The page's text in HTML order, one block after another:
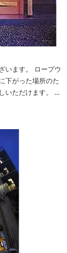
います。 ロープウ
下がった場所のた
いただけます。 自
ロープウェイが
対話しながら至